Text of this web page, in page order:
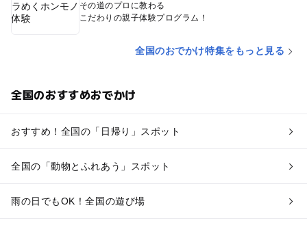
その道のプロに教わる
こだわりの親子体験プログラム！
全国のおでかけ特集をもっと見る
全国のおすすめおでかけ
おすすめ！全国の「日帰り」スポット
全国の「動物とふれあう」スポット
雨の日でもOK！全国の遊び場